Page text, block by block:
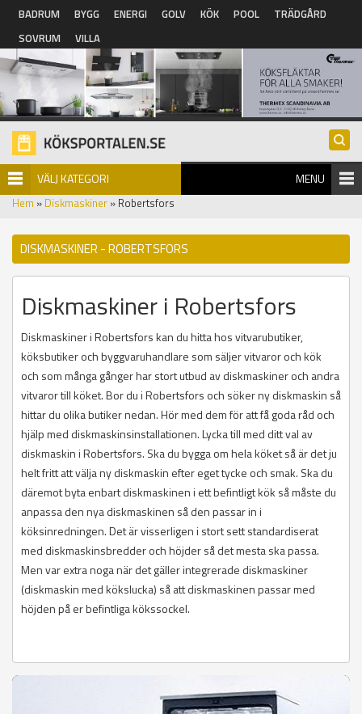
Hoppa till huvudinnehåll
BADRUM BYGG ENERGI GOLV KÖK POOL
TRÄDGÅRD
SOVRUM
VILLA
VÄLJ KATEGORI MENU
Hem » Diskmaskiner » Robertsfors
DISKMASKINER - ROBERTSFORS
Diskmaskiner i Robertsfors
Diskmaskiner i Robertsfors kan du hitta hos vitvarubutiker,
köksbutiker och byggvaruhandlare som säljer vitvaror och kök
och som många gånger har stort utbud av diskmaskiner och andra
vitvaror till köket. Bor du i Robertsfors och söker ny diskmaskin så
hittar du olika butiker nedan. Hör med dem för att få goda råd och
hjälp med diskmaskinsinstallationen. Lycka till med ditt val av
diskmaskin i Robertsfors. Ska du bygga om hela köket så är det ju
helt fritt att välja ny diskmaskin efter eget tycke och smak. Ska du
däremot byta enbart diskmaskinen i ett befintligt kök så måste du
anpassa den nya diskmaskinen så den passar in i
köksinredningen. Det är visserligen i stort sett standardiserat
med diskmaskinsbredder och höjder så det mesta ska passa.
Men var extra noga när det gäller integrerade diskmaskiner
(diskmaskin med kökslucka) så att diskmaskinen passar med
höjden på er befintliga kökssockel.